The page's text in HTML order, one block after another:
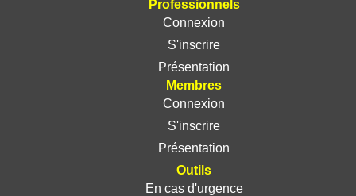
Professionnels
Connexion
S'inscrire
Présentation
Membres
Connexion
S'inscrire
Présentation
Outils
En cas d'urgence